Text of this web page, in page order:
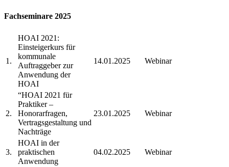
Fachseminare 2025
1.
HOAI 2021:
Einsteigerkurs für
kommunale
Auftraggeber zur
Anwendung der
HOAI
14.01.2025 Webinar
2.
“HOAI 2021 für
Praktiker –
Honorarfragen,
Vertragsgestaltung und
Nachträge
23.01.2025 Webinar
3.
HOAI in der
praktischen
Anwendung
04.02.2025 Webinar